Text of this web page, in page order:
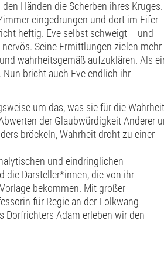
Händen die Scherben ihres Kruges.
eingedrungen und dort im Eifer
heftig. Eve selbst schweigt – und
Seine Ermittlungen zielen mehr
wahrheitsgemäß aufzuklären. Als
bricht auch Eve endlich ihr
um das, was sie für die Wahrheit
der Glaubwürdigkeit Anderer
bröckeln, Wahrheit droht zu einer
und eindringlichen
die Darsteller*innen, die von ihr
bekommen. Mit großer
für Regie an der Folkwang
Dorfrichters Adam erleben wir den